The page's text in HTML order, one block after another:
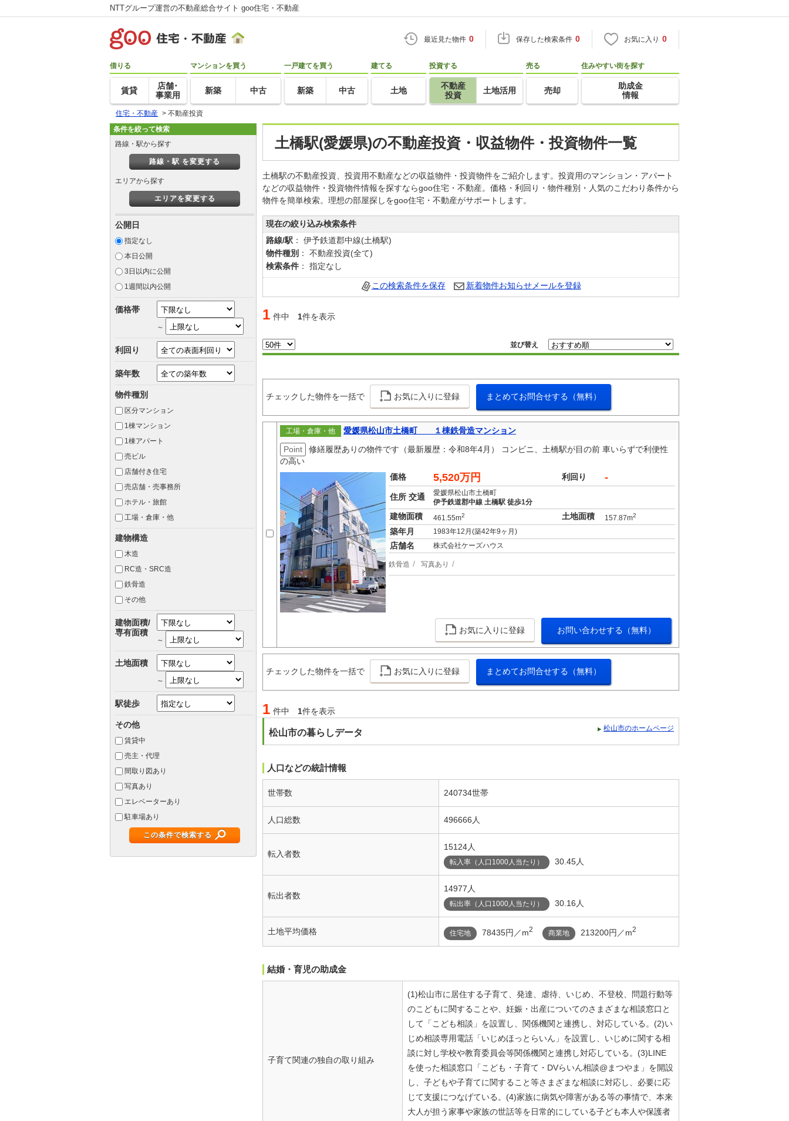
NTTグループ運営の不動産総合サイト goo住宅・不動産
最近見た物件 0 保存した検索条件 0 お気に入り 0
借りる
賃貸
店舗･
事業用
マンションを買う
新築 中古
一戸建てを買う
新築 中古
建てる
土地
投資する
不動産
投資
土地活用
売る
売却
住みやすい街を探す
助成金
情報
住宅・不動産 > 不動産投資
土橋駅(愛媛県)の不動産投資・収益物件・投資物件一覧
土橋駅の不動産投資、投資用不動産などの収益物件・投資物件をご紹介します。投資用のマンション・アパート
などの収益物件・投資物件情報を探すならgoo住宅・不動産。価格・利回り・物件種別・人気のこだわり条件から
物件を簡単検索。理想の部屋探しをgoo住宅・不動産がサポートします。
現在の絞り込み検索条件
路線/駅 ： 伊予鉄道郡中線(土橋駅)
物件種別 ： 不動産投資(全て)
検索条件 ： 指定なし
この検索条件を保存 新着物件お知らせメールを登録
1 件中 1件を表示
並び替え
チェックした物件を一括で お気に入りに登録 まとめてお問合せする（無料）
工場・倉庫・他
愛媛県松山市土橋町 １棟鉄骨造マンション
Point
修繕履歴ありの物件です（最新履歴：令和8年4月） コンビニ、土橋駅が目の前 車いらずで利便性
の高い
価格
5,520万円 利回り -
住所 交通
愛媛県松山市土橋町
伊予鉄道郡中線 土橋駅 徒歩1分
建物面積 461.55m2 土地面積 157.87m2
築年月 1983年12月(築42年9ヶ月)
店舗名 株式会社ケーズハウス
鉄骨造 写真あり
お気に入りに登録 お問い合わせする（無料）
チェックした物件を一括で お気に入りに登録 まとめてお問合せする（無料）
1 件中 1件を表示
松山市の暮らしデータ 松山市のホームページ
人口などの統計情報
世帯数 240734世帯
人口総数 496666人
転入者数
15124人
転入率（人口1000人当たり） 30.45人
転出者数
14977人
転出率（人口1000人当たり） 30.16人
土地平均価格 住宅地 78435円／m2 商業地 213200円／m2
結婚・育児の助成金
子育て関連の独自の取り組み
(1)松山市に居住する子育て、発達、虐待、いじめ、不登校、問題行動等
のこどもに関することや、妊娠・出産についてのさまざまな相談窓口と
して「こども相談」を設置し、関係機関と連携し、対応している。(2)い
じめ相談専用電話「いじめほっとらいん」を設置し、いじめに関する相
談に対し学校や教育委員会等関係機関と連携し対応している。(3)LINE
を使った相談窓口「こども・子育て・DVらいん相談@まつやま」を開設
し、子どもや子育てに関すること等さまざまな相談に対応し、必要に応
じて支援につなげている。(4)家族に病気や障害がある等の事情で、本来
大人が担う家事や家族の世話等を日常的にしている子ども本人や保護者
条件を絞って検索
路線・駅から探す
路線・駅 を変更する
エリアから探す
エリアを変更する
公開日
指定なし
本日公開
3日以内に公開
1週間以内公開
価格帯
～
利回り
築年数
物件種別
区分マンション
1棟マンション
1棟アパート
売ビル
店舗付き住宅
売店舗・売事務所
ホテル・旅館
工場・倉庫・他
建物構造
木造
RC造・SRC造
鉄骨造
その他
建物面積/
専有面積
～
土地面積
～
駅徒歩
その他
賃貸中
売主・代理
間取り図あり
写真あり
エレベーターあり
駐車場あり
この条件で検索する